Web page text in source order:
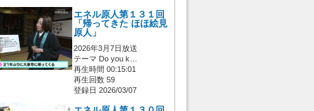
エネル原人第１３１回
「帰ってきた ほほ絵見
原人」
2026年3月7日放送
テーマ Do you k…
再生時間 00:15:01
再生回数 59
登録日 2026/03/07